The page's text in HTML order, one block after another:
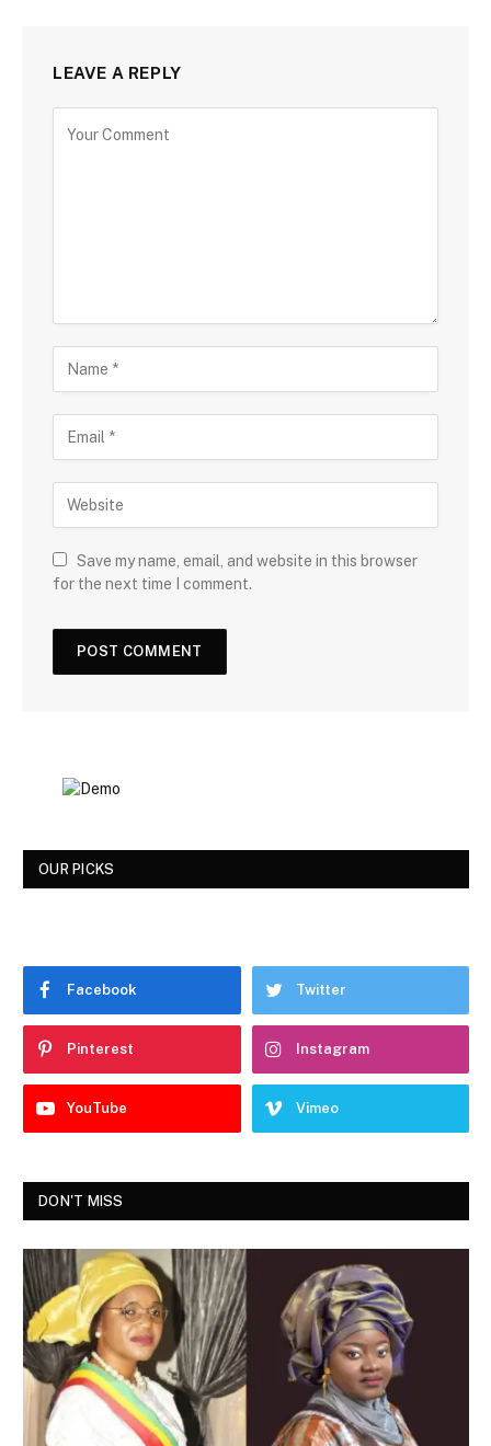
LEAVE A REPLY
Save my name, email, and website in this browser
for the next time I comment.
OUR PICKS
Facebook Twitter
Pinterest Instagram
YouTube Vimeo
DON'T MISS